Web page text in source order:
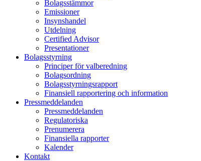
Bolagsstämmor
Emissioner
Insynshandel
Utdelning
Certified Advisor
Presentationer
Bolagsstyrning
Principer för valberedning
Bolagsordning
Bolagsstyrningsrapport
Finansiell rapportering och information
Pressmeddelanden
Pressmeddelanden
Regulatoriska
Prenumerera
Finansiella rapporter
Kalender
Kontakt